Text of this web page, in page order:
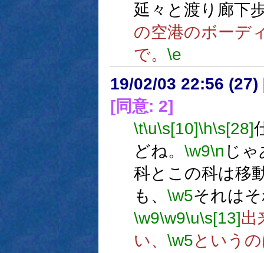
延々と渡り廊下
の空港のボーデ
で。 \e
19/02/03 22:56 (27)
[同意: 2]
\t\u\s[10]\h\s[28]
どね。 \w9\n じゃ
科とこの科は移
も、 \w5それは
\w9\w9\u\s[13]出
い、 \w5という